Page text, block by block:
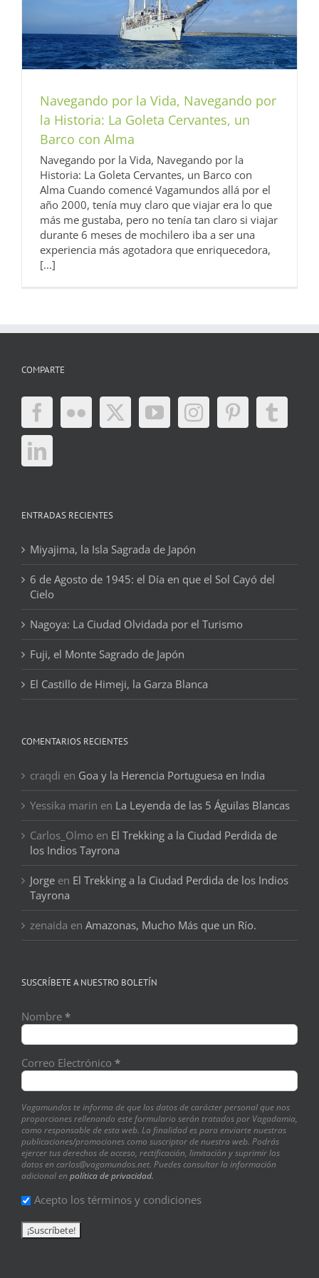
Navegando por la Vida, Navegando por
la Historia: La Goleta Cervantes, un
Barco con Alma
Navegando por la Vida, Navegando por la
Historia: La Goleta Cervantes, un Barco con
Alma Cuando comencé Vagamundos allá por el
año 2000, tenía muy claro que viajar era lo que
más me gustaba, pero no tenía tan claro si viajar
durante 6 meses de mochilero iba a ser una
experiencia más agotadora que enriquecedora,
[...]
COMPARTE
ENTRADAS RECIENTES
Miyajima, la Isla Sagrada de Japón
6 de Agosto de 1945: el Día en que el Sol Cayó del
Cielo
Nagoya: La Ciudad Olvidada por el Turismo
Fuji, el Monte Sagrado de Japón
El Castillo de Himeji, la Garza Blanca
COMENTARIOS RECIENTES
craqdi en Goa y la Herencia Portuguesa en India
Yessika marin en La Leyenda de las 5 Águilas Blancas
Carlos_Olmo en El Trekking a la Ciudad Perdida de
los Indios Tayrona
Jorge en El Trekking a la Ciudad Perdida de los Indios
Tayrona
zenaida en Amazonas, Mucho Más que un Río.
SUSCRÍBETE A NUESTRO BOLETÍN
Nombre *
Correo Electrónico *
Vagamundos te informa de que los datos de carácter personal que nos
proporciones rellenando este formulario serán tratados por Vagadamia,
como responsable de esta web. La finalidad es para enviarte nuestras
publicaciones/promociones como suscriptor de nuestra web. Podrás
ejercer tus derechos de acceso, rectificación, limitación y suprimir los
datos en carlos@vagamundos.net. Puedes consultar la información
adicional en política de privacidad.
Acepto los términos y condiciones